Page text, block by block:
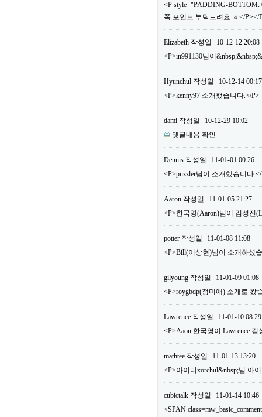
<P style="PADDING-
쪽 포인트 부탁드려요 ㅎ</
Elizabeth 작성일
10-12-12 20:08
<P>in991130님이
Hyunchul 작성일
10-12-14 00:17
<P>kenny97 소개했습니다.</P>
dami 작성일
10-12-29 10:02
댓글내용 확인
Dennis 작성일
11-01-01 00:26
<P>puzzler님이 소개했습니다
Aaron 작성일
11-01-05 21:27
<P>한국영(Aaron)님이 김성진
potter 작성일
11-01-08 11:08
<P>Bill(이상현)님이 소개하셨
gilyoung 작성일
11-01-09 01:08
<P>roygbdp(정미애) 소개로 왔
Lawrence 작성일
11-01-10 08:29
<P>Aaon 한국영이 Lawrence
mathtee 작성일
11-01-13 13:20
<P>아이디xorchul&nbsp;님 아
cubictalk 작성일
11-01-14 10:46
<SPAN